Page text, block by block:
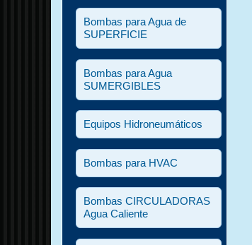
Bombas para Agua de
SUPERFICIE
Bombas para Agua
SUMERGIBLES
Equipos Hidroneumáticos
Bombas para HVAC
Bombas CIRCULADORAS
Agua Caliente